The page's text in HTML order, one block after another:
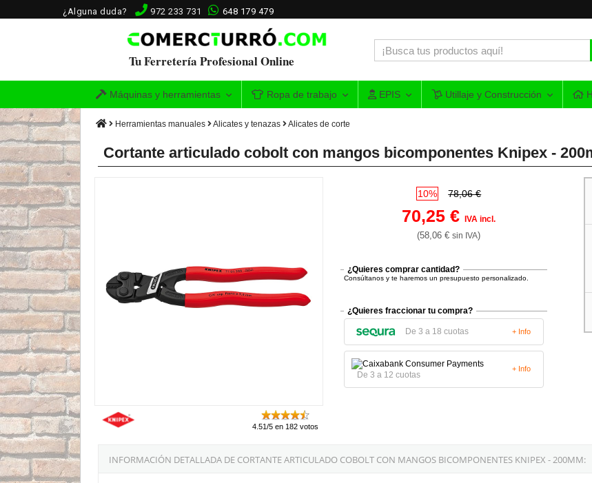
¿Alguna duda? 972 233 731 648 179 479
Tu Ferretería Profesional Online
Máquinas y herramientas Ropa de trabajo EPIS Utillaje y Construcción
Herramientas manuales Alicates y tenazas Alicates de corte
Cortante articulado cobolt con mangos bicomponentes Knipex -
4.51/5 en 182 votos
10% 78,06 €
70,25 €IVA incl.
(58,06 €sin IVA)
¿Quieres comprar cantidad?
Consúltanos y te haremos un presupuesto personalizado.
¿Quieres fraccionar tu compra?
De 3 a 18 cuotas + Info
De 3 a 12 cuotas
+ Info
INFORMACIÓN DETALLADA DE CORTANTE ARTICULADO COBOLT CON MANGOS BICOMPONENTES KNIPEX - 200MM: